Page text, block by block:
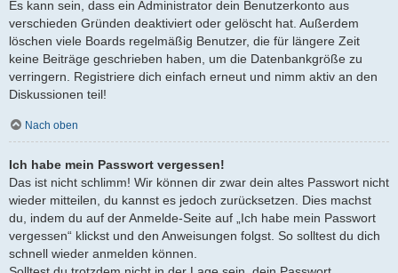
Es kann sein, dass ein Administrator dein Benutzerkonto aus
verschieden Gründen deaktiviert oder gelöscht hat. Außerdem
löschen viele Boards regelmäßig Benutzer, die für längere Zeit
keine Beiträge geschrieben haben, um die Datenbankgröße zu
verringern. Registriere dich einfach erneut und nimm aktiv an den
Diskussionen teil!
Nach oben
Ich habe mein Passwort vergessen!
Das ist nicht schlimm! Wir können dir zwar dein altes Passwort nicht
wieder mitteilen, du kannst es jedoch zurücksetzen. Dies machst
du, indem du auf der Anmelde-Seite auf „Ich habe mein Passwort
vergessen“ klickst und den Anweisungen folgst. So solltest du dich
schnell wieder anmelden können.